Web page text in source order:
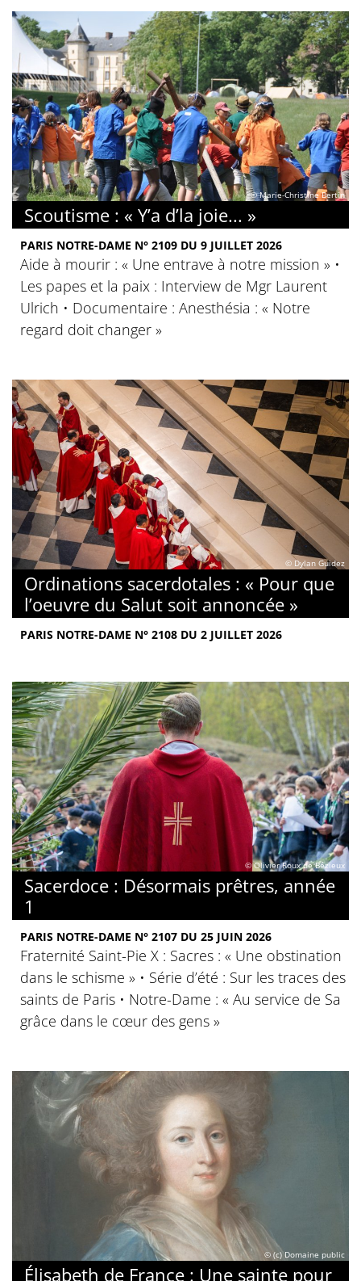
© Marie-Christine Bertin
Scoutisme : « Y’a d’la joie... »
PARIS NOTRE-DAME N° 2109 DU 9 JUILLET 2026
Aide à mourir : « Une entrave à notre mission » •
Les papes et la paix : Interview de Mgr Laurent
Ulrich • Documentaire : Anesthésia : « Notre
regard doit changer »
© Dylan Guidez
Ordinations sacerdotales : « Pour que
l’oeuvre du Salut soit annoncée »
PARIS NOTRE-DAME N° 2108 DU 2 JUILLET 2026
© Olivier Roux de Bézieux
Sacerdoce : Désormais prêtres, année
1
PARIS NOTRE-DAME N° 2107 DU 25 JUIN 2026
Fraternité Saint-Pie X : Sacres : « Une obstination
dans le schisme » • Série d’été : Sur les traces des
saints de Paris • Notre-Dame : « Au service de Sa
grâce dans le cœur des gens »
© (c) Domaine public
Élisabeth de France : Une sainte pour